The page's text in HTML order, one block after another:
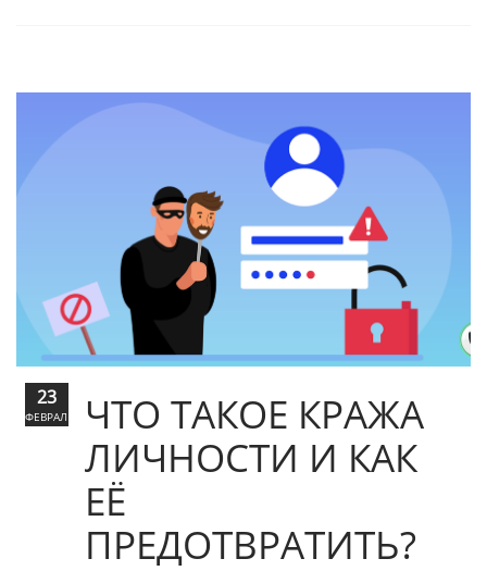
ЧТО ТАКОЕ КРАЖА
ЛИЧНОСТИ И КАК
ЕЁ
ПРЕДОТВРАТИТЬ?
23
ФЕВРАЛЬ